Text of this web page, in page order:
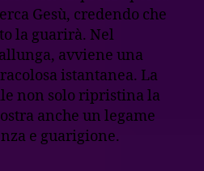
Gesù, credendo che
la guarirà. Nel
avviene una
istantanea. La
non solo ripristina la
anche un legame
e guarigione.